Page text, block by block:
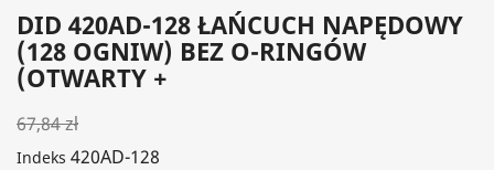
DID 420AD-128 ŁAŃCUCH NAPĘDOWY
(128 OGNIW) BEZ O-RINGÓW
(OTWARTY +
67,84 zł
Indeks 420AD-128